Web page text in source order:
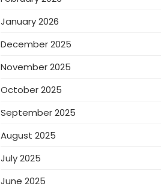
January 2026
December 2025
November 2025
October 2025
September 2025
August 2025
July 2025
June 2025